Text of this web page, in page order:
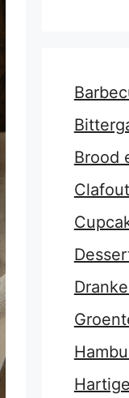
Brood